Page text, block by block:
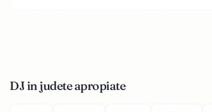
DJ in judete apropiate